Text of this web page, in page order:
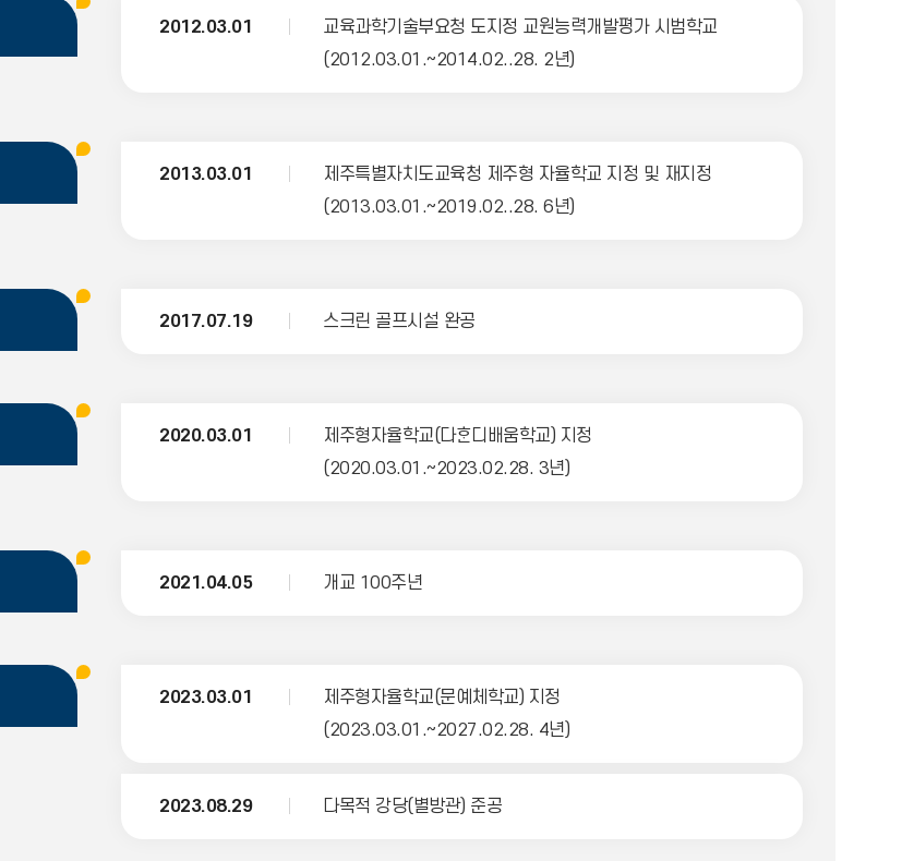
2012.03.01
교육과학기술부요청 도지정 교원능력개발평가 시범학교
(2012.03.01.~2014.02..28. 2년)
2013.03.01
제주특별자치도교육청 제주형 자율학교 지정 및 재지정
(2013.03.01.~2019.02..28. 6년)
2017.07.19 스크린 골프시설 완공
2020.03.01
제주형자율학교(다ᄒᆞᆫ디배움학교) 지정
(2020.03.01.~2023.02.28. 3년)
2021.04.05 개교 100주년
2023.03.01
제주형자율학교(문예체학교) 지정
(2023.03.01.~2027.02.28. 4년)
2023.08.29 다목적 강당(별방관) 준공